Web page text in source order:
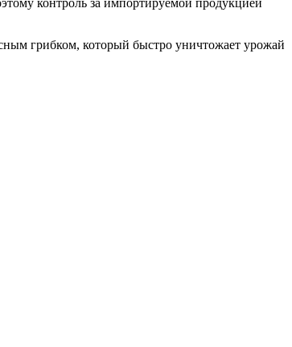
грибком, который быстро уничтожает урожай